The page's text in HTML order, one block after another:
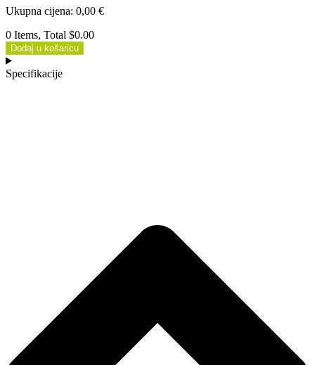
Ukupna cijena: 0,00 €
0 Items, Total $0.00
Dodaj u košaricu
Specifikacije